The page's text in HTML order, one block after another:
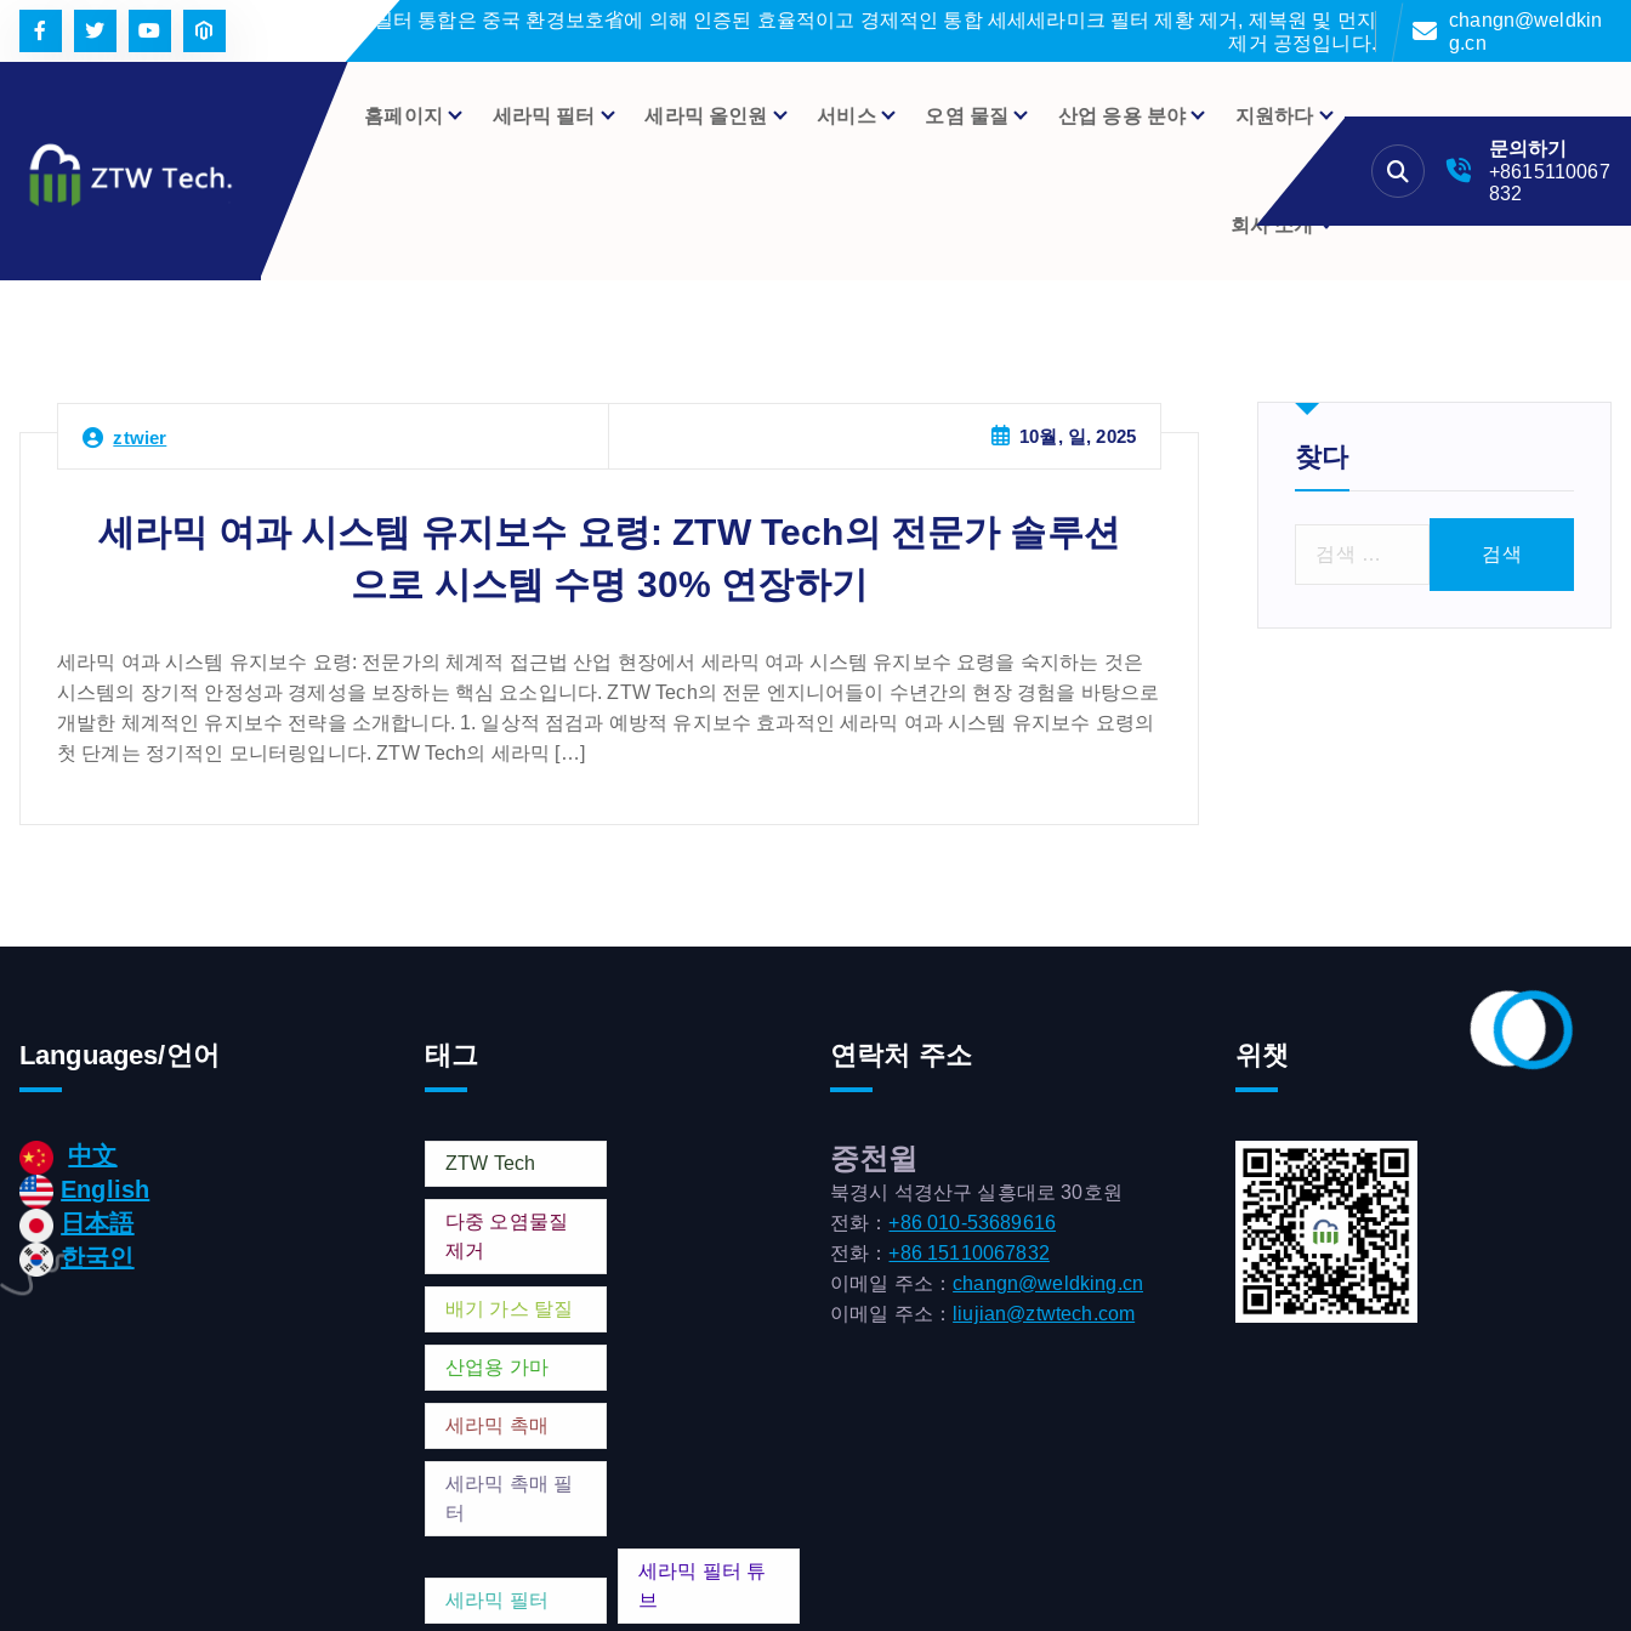
세라미크 필터 통합은 중국 환경보호省에 의해 인증된 효율적이고 경제적인 통합 세세세라미크 필터 제황 제거, 제복원 및 먼지
제거 공정입니다.
changn@weldkin
g.cn
홈페이지 세라믹 필터 세라믹 올인원 서비스 오염 물질 산업 응용 분야 지원하다
회사 소개
문의하기
+8615110067
832
ztwier 10월, 일, 2025
세라믹 여과 시스템 유지보수 요령: ZTW Tech의 전문가 솔루션
으로 시스템 수명 30% 연장하기
세라믹 여과 시스템 유지보수 요령: 전문가의 체계적 접근법 산업 현장에서 세라믹 여과 시스템 유지보수 요령을 숙지하는 것은
시스템의 장기적 안정성과 경제성을 보장하는 핵심 요소입니다. ZTW Tech의 전문 엔지니어들이 수년간의 현장 경험을 바탕으로
개발한 체계적인 유지보수 전략을 소개합니다. 1. 일상적 점검과 예방적 유지보수 효과적인 세라믹 여과 시스템 유지보수 요령의
첫 단계는 정기적인 모니터링입니다. ZTW Tech의 세라믹 […]
찾다
Languages/언어
中文
English
日本語
한국인
태그
ZTW Tech
다중 오염물질
제거
배기 가스 탈질
산업용 가마
세라믹 촉매
세라믹 촉매 필
터
세라믹 필터
세라믹 필터 튜
브
연락처 주소
중천윌
북경시 석경산구 실흥대로 30호원
전화：+86 010-53689616
전화：+86 15110067832
이메일 주소：changn@weldking.cn
이메일 주소：
liujian@ztwtech.com
위챗